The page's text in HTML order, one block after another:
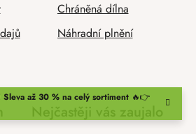
až 30 % na celý sortiment 🔥👉
Chráněná dílna
Náhradní plnění
Nejčastěji vás zaujalo